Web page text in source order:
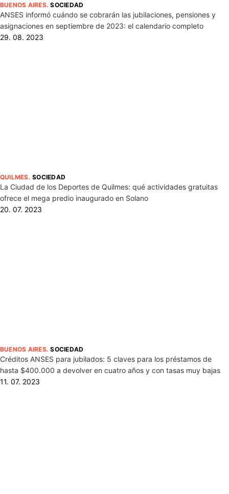
BUENOS AIRES.SOCIEDAD
ANSES informó cuándo se cobrarán las jubilaciones, pensiones y
asignaciones en septiembre de 2023: el calendario completo
29. 08. 2023
QUILMES.SOCIEDAD
La Ciudad de los Deportes de Quilmes: qué actividades gratuitas
ofrece el mega predio inaugurado en Solano
20. 07. 2023
BUENOS AIRES.SOCIEDAD
Créditos ANSES para jubilados: 5 claves para los préstamos de
hasta $400.000 a devolver en cuatro años y con tasas muy bajas
11. 07. 2023